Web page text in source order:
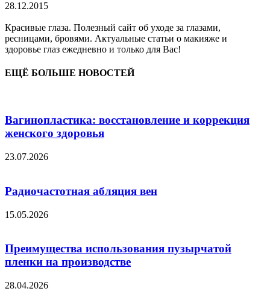
28.12.2015
Красивые глаза. Полезный сайт об уходе за глазами,
ресницами, бровями. Актуальные статьи о макияже и
здоровье глаз ежедневно и только для Вас!
ЕЩЁ БОЛЬШЕ НОВОСТЕЙ
Вагинопластика: восстановление и коррекция
женского здоровья
23.07.2026
Радиочастотная абляция вен
15.05.2026
Преимущества использования пузырчатой
пленки на производстве
28.04.2026